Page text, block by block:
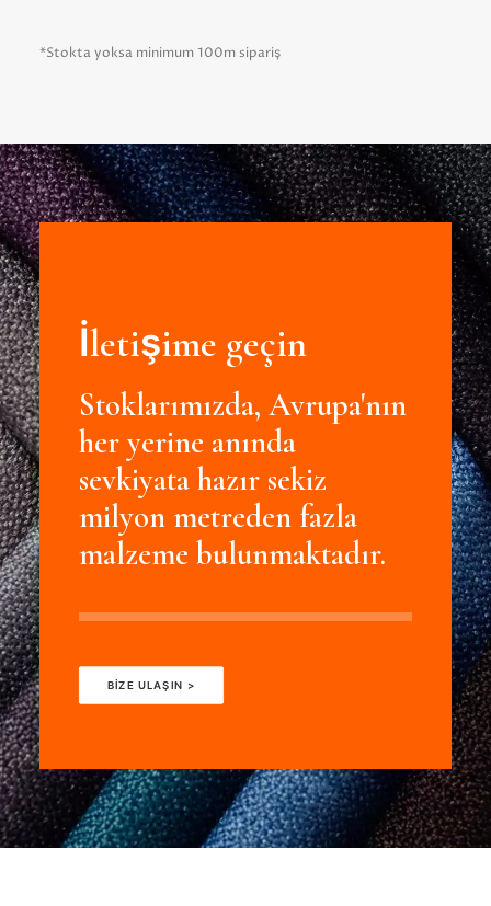
*Stokta yoksa minimum 100m sipariş
İletişime geçin
Stoklarımızda, Avrupa'nın
her yerine anında
sevkiyata hazır sekiz
milyon metreden fazla
malzeme bulunmaktadır.
BIZE ULAŞIN >